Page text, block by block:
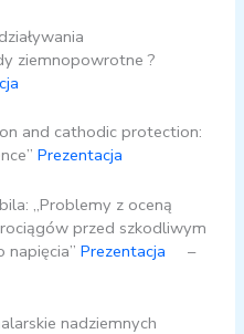
ziemnopowrotne ?
ja
and cathodic protection:
Prezentacja
„Problemy z oceną
przed szkodliwym
napięcia”Prezentacja –
nadziemnych